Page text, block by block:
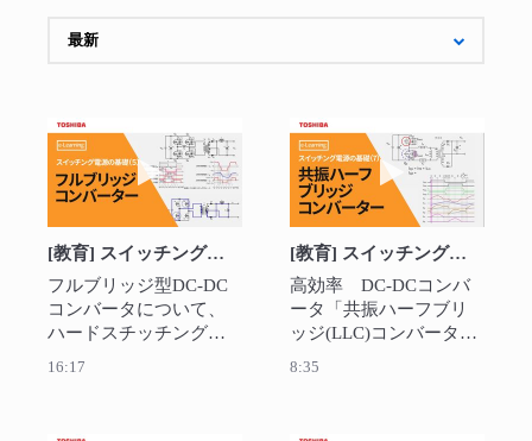
企業情報
動画を再生 [教育] スイッチング電源の基
[教育] スイッチング電源の基礎（５） ～フルブリッジコンバーター～
フルブリッジ型DC-DC
コンバータについて、
ハードスチッチングタ
16:17
動画を再生 [教
[教育] スイッチング電源の基礎（７） ～共振ハーフブリッジコンバーター～
高効率　DC-DCコンバ
ータ「共振ハーフブリ
ッジ(LLC)コンバータ」
8:35